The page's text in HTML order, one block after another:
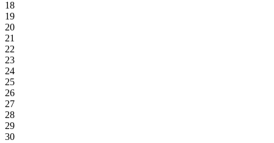
18
19
20
21
22
23
24
25
26
27
28
29
30